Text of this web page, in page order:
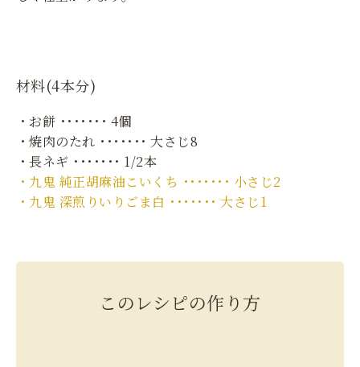
材料(4本分)
・お餅 ･･･････ 4個
・焼肉のたれ ･･･････ 大さじ8
・長ネギ ･･･････ 1/2本
・九鬼 純正胡麻油こいくち ･･･････ 小さじ2
・九鬼 深煎りいりごま白 ･･･････ 大さじ1
このレシピの作り方